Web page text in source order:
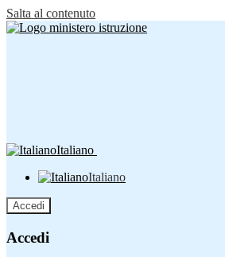
Salta al contenuto
Italiano
Italiano
Accedi
Accedi